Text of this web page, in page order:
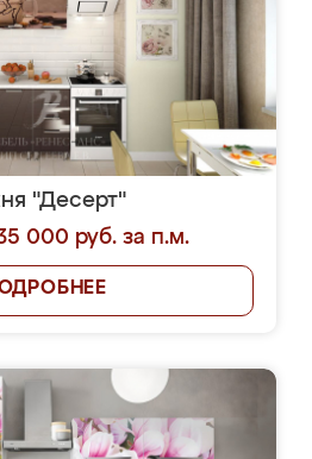
"Десерт"
000 руб. за п.м.